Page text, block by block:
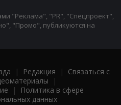
"Реклама", "PR", "Спецпроект",
"Промо", публикуются на
| Редакция | Связаться с
|
|
Политика в сфере
данных